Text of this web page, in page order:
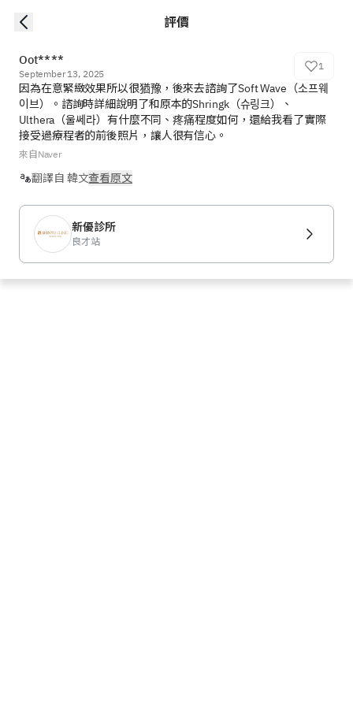
評價
Oot****
September 13, 2025
1
因為在意緊緻效果所以很猶豫，後來去諮詢了Soft Wave（소프웨
이브）。諮詢時詳細說明了和原本的Shringk（슈링크）、
Ulthera（울쎄라）有什麼不同、疼痛程度如何，還給我看了實際
接受過療程者的前後照片，讓人很有信心。
來自Naver
翻譯自 韓文查看原文
新優診所
良才站